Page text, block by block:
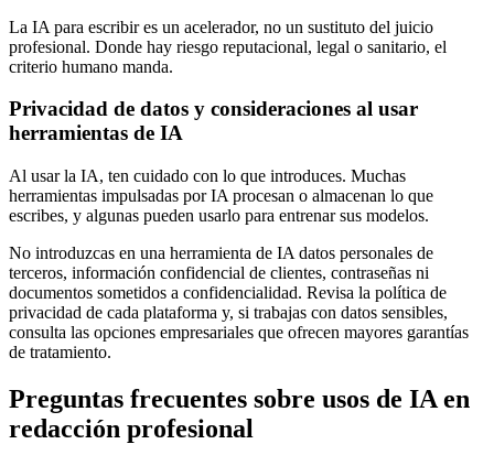
La IA para escribir es un acelerador, no un sustituto del juicio
profesional. Donde hay riesgo reputacional, legal o sanitario, el
criterio humano manda.
Privacidad de datos y consideraciones al usar
herramientas de IA
Al usar la IA, ten cuidado con lo que introduces. Muchas
herramientas impulsadas por IA procesan o almacenan lo que
escribes, y algunas pueden usarlo para entrenar sus modelos.
No introduzcas en una herramienta de IA datos personales de
terceros, información confidencial de clientes, contraseñas ni
documentos sometidos a confidencialidad. Revisa la política de
privacidad de cada plataforma y, si trabajas con datos sensibles,
consulta las opciones empresariales que ofrecen mayores garantías
de tratamiento.
Preguntas frecuentes sobre usos de IA en
redacción profesional